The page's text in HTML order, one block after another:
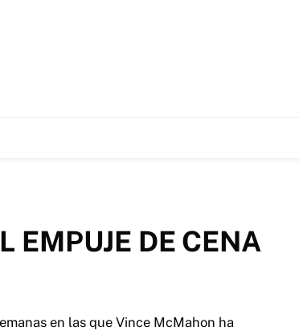
EMPUJE DE CENA
en las que Vince McMahon ha